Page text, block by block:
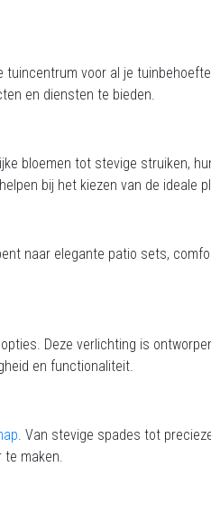
tuincentrum voor al je
en diensten te bieden.
bloemen tot stevige struiken,
bij het kiezen van de ideale
naar elegante patio sets,
opties. Deze verlichting is
en functionaliteit.
. Van stevige spades tot
maken.